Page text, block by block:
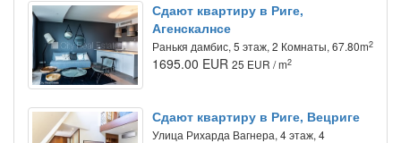
Сдают квартиру в Риге,
Агенскалнсе
Ранькя дамбис, 5 этаж, 2 Комнаты, 67.80m2
1695.00 EUR 25 EUR / m2
Сдают квартиру в Риге, Вецриге
Улица Рихарда Вагнера, 4 этаж, 4